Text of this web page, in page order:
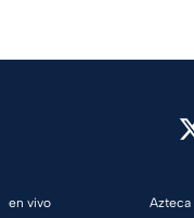
en vivo
Azteca